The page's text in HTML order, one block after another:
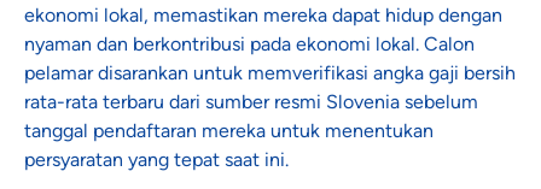
ekonomi lokal, memastikan mereka dapat hidup dengan
nyaman dan berkontribusi pada ekonomi lokal. Calon
pelamar disarankan untuk memverifikasi angka gaji bersih
rata-rata terbaru dari sumber resmi Slovenia sebelum
tanggal pendaftaran mereka untuk menentukan
persyaratan yang tepat saat ini.